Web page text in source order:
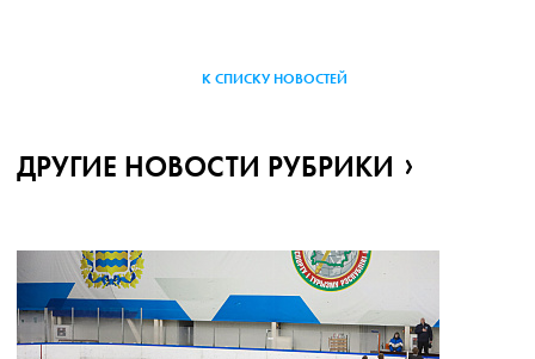
К СПИСКУ НОВОСТЕЙ
ДРУГИЕ НОВОСТИ РУБРИКИ